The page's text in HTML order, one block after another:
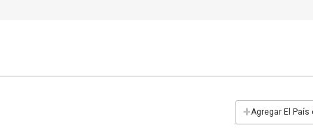
+Agregar El País